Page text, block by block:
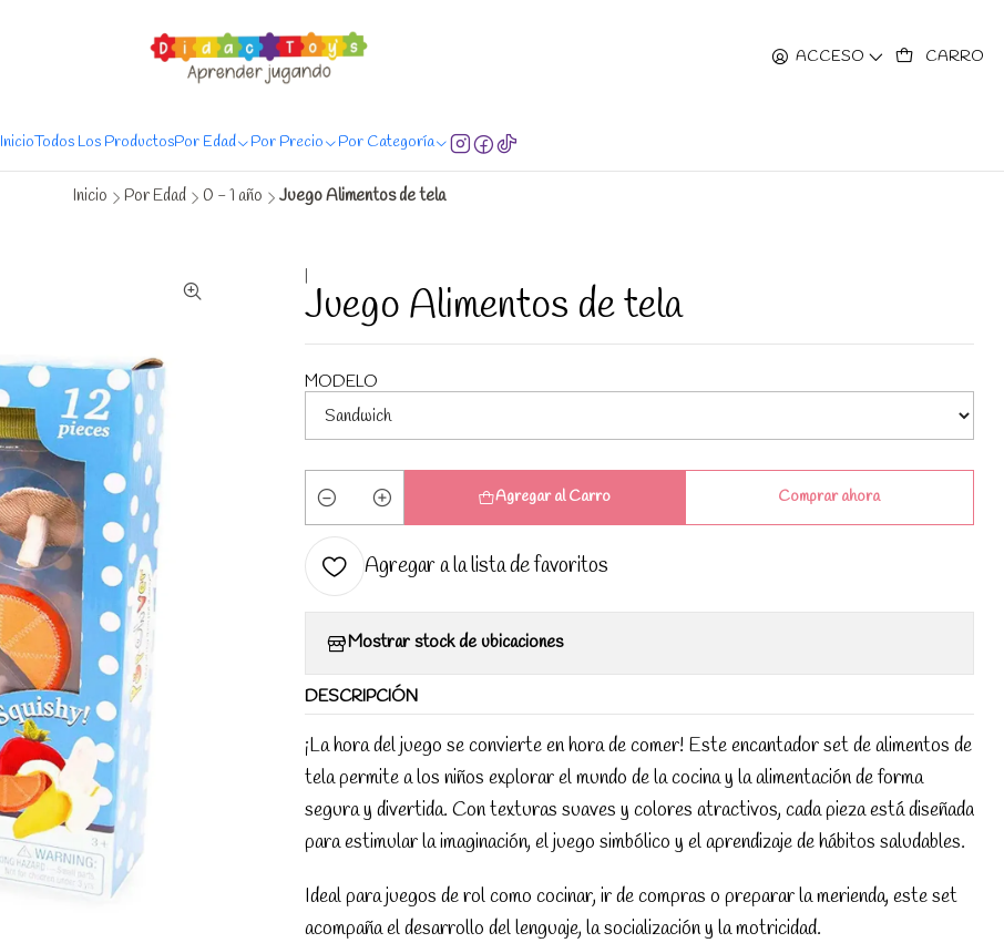
ACCESO CARRO
InicioTodos Los ProductosPor Edad Por Precio Por Categoría
Inicio Por Edad 0 - 1 año Juego Alimentos de tela
Juego Alimentos de tela
MODELO
Cantidad
Agregar al Carro Comprar ahora
Agregar a la lista de favoritos
Mostrar stock de ubicaciones
DESCRIPCIÓN
¡La hora del juego se convierte en hora de comer! Este encantador set de alimentos de
tela permite a los niños explorar el mundo de la cocina y la alimentación de forma
segura y divertida. Con texturas suaves y colores atractivos, cada pieza está diseñada
para estimular la imaginación, el juego simbólico y el aprendizaje de hábitos saludables.
Ideal para juegos de rol como cocinar, ir de compras o preparar la merienda, este set
acompaña el desarrollo del lenguaje, la socialización y la motricidad.